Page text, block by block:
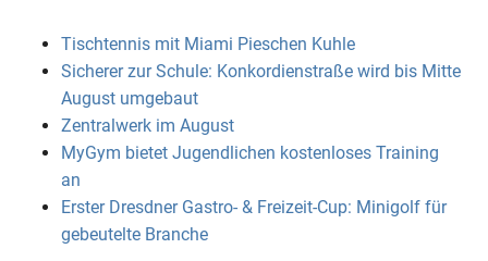
Tischtennis mit Miami Pieschen Kuhle
Sicherer zur Schule: Konkordienstraße wird bis Mitte
August umgebaut
Zentralwerk im August
MyGym bietet Jugendlichen kostenloses Training
an
Erster Dresdner Gastro- & Freizeit-Cup: Minigolf für
gebeutelte Branche